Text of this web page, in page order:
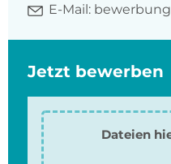
E-Mail:
Jetzt bewerben
Dateien